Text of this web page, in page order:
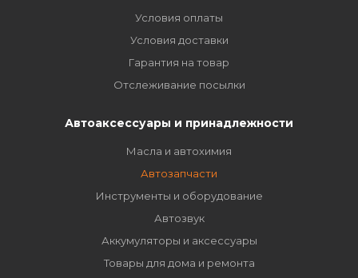
Условия оплаты
Условия доставки
Гарантия на товар
Отслеживание посылки
Автоаксессуары и принадлежности
Масла и автохимия
Автозапчасти
Инструменты и оборудование
Автозвук
Аккумуляторы и аксессуары
Товары для дома и ремонта